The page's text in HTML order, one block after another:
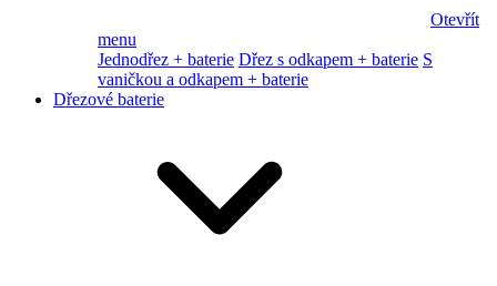
Otevřít
menu
Jednodřez + baterie Dřez s odkapem + baterie S
vaničkou a odkapem + baterie
Dřezové baterie